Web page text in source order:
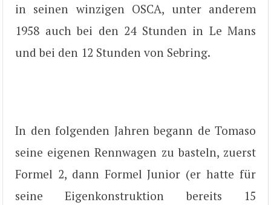
in seinen winzigen OSCA, unter anderem
1958 auch bei den 24 Stunden in Le Mans
und bei den 12 Stunden von Sebring.
In den folgenden Jahren begann de Tomaso
seine eigenen Rennwagen zu basteln, zuerst
Formel 2, dann Formel Junior (er hatte für
seine Eigenkonstruktion bereits 15